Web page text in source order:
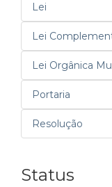
Lei
Lei
Lei Orgânica
Portaria
Resolução
Status